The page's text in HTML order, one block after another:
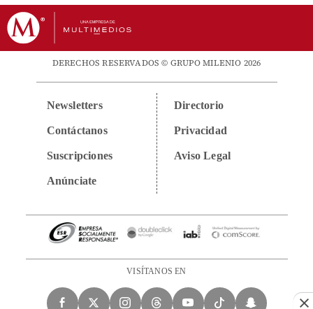
DERECHOS RESERVADOS © GRUPO MILENIO 2026
Newsletters
Contáctanos
Suscripciones
Anúnciate
Directorio
Privacidad
Aviso Legal
VISÍTANOS EN